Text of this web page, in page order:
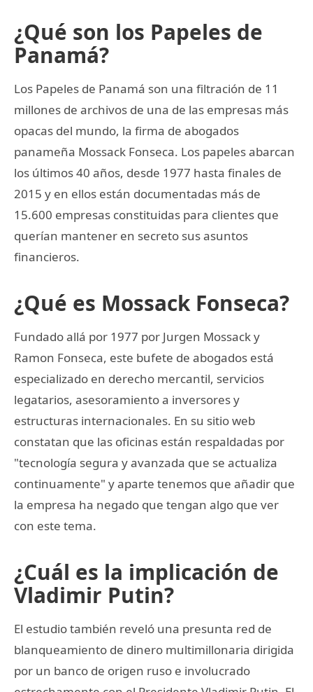
¿Qué son los Papeles de
Panamá?
Los Papeles de Panamá son una filtración de 11
millones de archivos de una de las empresas más
opacas del mundo, la firma de abogados
panameña Mossack Fonseca. Los papeles abarcan
los últimos 40 años, desde 1977 hasta finales de
2015 y en ellos están documentadas más de
15.600 empresas constituidas para clientes que
querían mantener en secreto sus asuntos
financieros.
¿Qué es Mossack Fonseca?
Fundado allá por 1977 por Jurgen Mossack y
Ramon Fonseca, este bufete de abogados está
especializado en derecho mercantil, servicios
legatarios, asesoramiento a inversores y
estructuras internacionales. En su sitio web
constatan que las oficinas están respaldadas por
"tecnología segura y avanzada que se actualiza
continuamente" y aparte tenemos que añadir que
la empresa ha negado que tengan algo que ver
con este tema.
¿Cuál es la implicación de
Vladimir Putin?
El estudio también reveló una presunta red de
blanqueamiento de dinero multimillonaria dirigida
por un banco de origen ruso e involucrado